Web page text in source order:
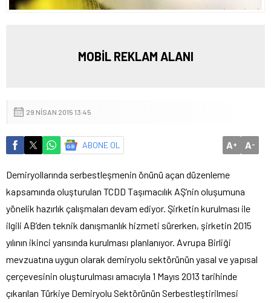
MOBİL REKLAM ALANI
29 NISAN 2015 13:45
ABONE OL A+ A-
Demiryollarında serbestleşmenin önünü açan düzenleme
kapsamında oluşturulan TCDD Taşımacılık AŞ’nin oluşumuna
yönelik hazırlık çalışmaları devam ediyor. Şirketin kurulması ile
ilgili AB’den teknik danışmanlık hizmeti sürerken, şirketin 2015
yılının ikinci yarısında kurulması planlanıyor. Avrupa Birliği
mevzuatına uygun olarak demiryolu sektörünün yasal ve yapısal
çerçevesinin oluşturulması amacıyla 1 Mayıs 2013 tarihinde
çıkarılan Türkiye Demiryolu Sektörünün Serbestleştirilmesi